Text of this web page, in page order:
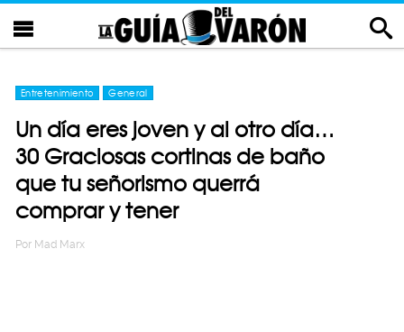
Entretenimiento General
Un día eres joven y al otro día…
30 Graciosas cortinas de baño
que tu señorismo querrá
comprar y tener
Por Mad Marx